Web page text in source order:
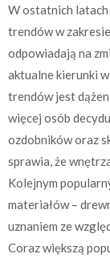
W ostatnich latach
trendów w
odpowiadają na
aktualne kierunki
trendów jest
więcej osób
ozdobników oraz
sprawia, że
Kolejnym
materiałów –
uznaniem ze
Coraz większą